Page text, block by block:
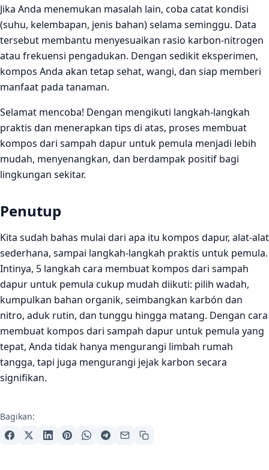
Jika Anda menemukan masalah lain, coba catat kondisi
(suhu, kelembapan, jenis bahan) selama seminggu. Data
tersebut membantu menyesuaikan rasio karbon‑nitrogen
atau frekuensi pengadukan. Dengan sedikit eksperimen,
kompos Anda akan tetap sehat, wangi, dan siap memberi
manfaat pada tanaman.
Selamat mencoba! Dengan mengikuti langkah‑langkah
praktis dan menerapkan tips di atas, proses membuat
kompos dari sampah dapur untuk pemula menjadi lebih
mudah, menyenangkan, dan berdampak positif bagi
lingkungan sekitar.
Penutup
Kita sudah bahas mulai dari apa itu kompos dapur, alat‑alat
sederhana, sampai langkah‑langkah praktis untuk pemula.
Intinya, 5 langkah cara membuat kompos dari sampah
dapur untuk pemula cukup mudah diikuti: pilih wadah,
kumpulkan bahan organik, seimbangkan karbón dan
nitro, aduk rutin, dan tunggu hingga matang. Dengan cara
membuat kompos dari sampah dapur untuk pemula yang
tepat, Anda tidak hanya mengurangi limbah rumah
tangga, tapi juga mengurangi jejak karbon secara
signifikan.
Bagikan: